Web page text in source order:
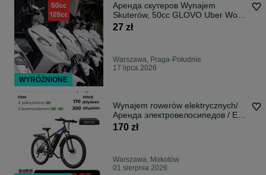
Аренда скутеров Wynajem
Skuterów, 50cc GLOVO Uber Wolt
Bolt
27 zł
Warszawa, Praga-Południe
17 lipca 2026
Wynajem rowerów elektrycznych/
Аренда электровелосипедов / E-
bike rent
170 zł
Warszawa, Mokotów
01 sierpnia 2026
WYRÓŻNIONE